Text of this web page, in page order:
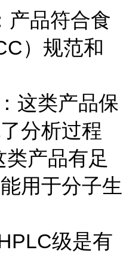
产品符合食
）规范和
这类产品保
分析过程
产品有足
用于分子生
级是有